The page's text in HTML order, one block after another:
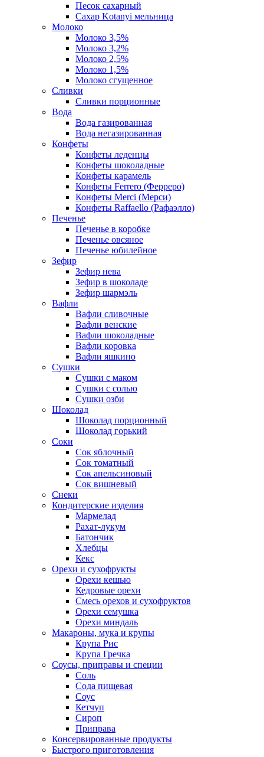
Песок сахарный
Сахар Kotanyi мельница
Молоко
Молоко 3,5%
Молоко 3,2%
Молоко 2,5%
Молоко 1,5%
Молоко сгущенное
Сливки
Сливки порционные
Вода
Вода газированная
Вода негазированная
Конфеты
Конфеты леденцы
Конфеты шоколадные
Конфеты карамель
Конфеты Ferrero (Ферреро)
Конфеты Merci (Мерси)
Конфеты Raffaello (Рафаэлло)
Печенье
Печенье в коробке
Печенье овсяное
Печенье юбилейное
Зефир
Зефир нева
Зефир в шоколаде
Зефир шармэль
Вафли
Вафли сливочные
Вафли венские
Вафли шоколадные
Вафли коровка
Вафли яшкино
Сушки
Сушки с маком
Сушки с солью
Сушки озби
Шоколад
Шоколад порционный
Шоколад горький
Соки
Сок яблочный
Сок томатный
Сок апельсиновый
Сок вишневый
Снеки
Кондитерские изделия
Мармелад
Рахат-лукум
Батончик
Хлебцы
Кекс
Орехи и сухофрукты
Орехи кешью
Кедровые орехи
Смесь орехов и сухофруктов
Орехи семушка
Орехи миндаль
Макароны, мука и крупы
Крупа Рис
Крупа Гречка
Соусы, приправы и специи
Соль
Сода пищевая
Соус
Кетчуп
Сироп
Приправа
Консервированные продукты
Быстрого приготовления